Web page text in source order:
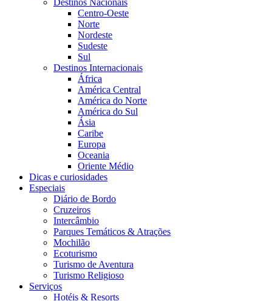
Destinos Nacionais
Centro-Oeste
Norte
Nordeste
Sudeste
Sul
Destinos Internacionais
África
América Central
América do Norte
América do Sul
Ásia
Caribe
Europa
Oceania
Oriente Médio
Dicas e curiosidades
Especiais
Diário de Bordo
Cruzeiros
Intercâmbio
Parques Temáticos & Atrações
Mochilão
Ecoturismo
Turismo de Aventura
Turismo Religioso
Serviços
Hotéis & Resorts